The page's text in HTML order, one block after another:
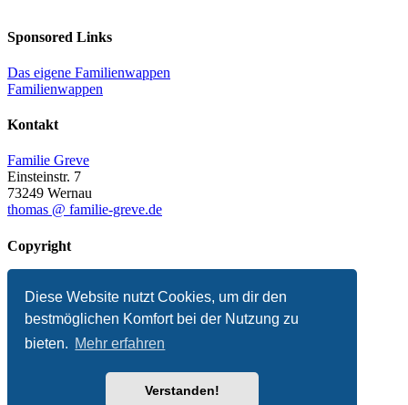
Diese Website nutzt Cookies, um dir den
bestmöglichen Komfort bei der Nutzung zu
bieten. Mehr erfahren
Verstanden!
Sponsored Links
Das eigene Familienwappen
Familienwappen
Kontakt
Familie Greve
Einsteinstr. 7
73249 Wernau
thomas @ familie-greve.de
Copyright
Impressum
Datenschutzerklärung